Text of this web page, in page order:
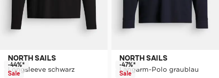
NORTH SAILS
Longsleeve schwarz
-44%*
Sale
NORTH SAILS
Langarm-Polo graublau
-47%*
Sale